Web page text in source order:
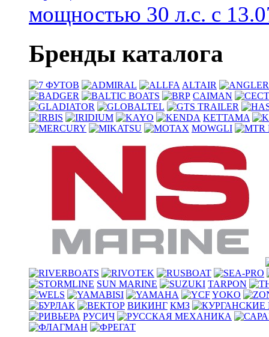
мощностью 30 л.с. с
Бренды каталога
ALTAIR
CAIMAN
KETTAMA
MOWGLI
SUN MARINE
TARPON
YOKO
ВИКИНГ КМЗ
РУСИЧ